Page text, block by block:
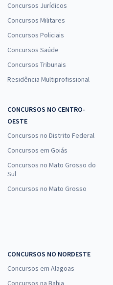
Concursos Jurídicos
Concursos Militares
Concursos Policiais
Concursos Saúde
Concursos Tribunais
Residência Multiprofissional
CONCURSOS NO CENTRO-
OESTE
Concursos no Distrito Federal
Concursos em Goiás
Concursos no Mato Grosso do
Sul
Concursos no Mato Grosso
CONCURSOS NO NORDESTE
Concursos em Alagoas
Concursos na Bahia